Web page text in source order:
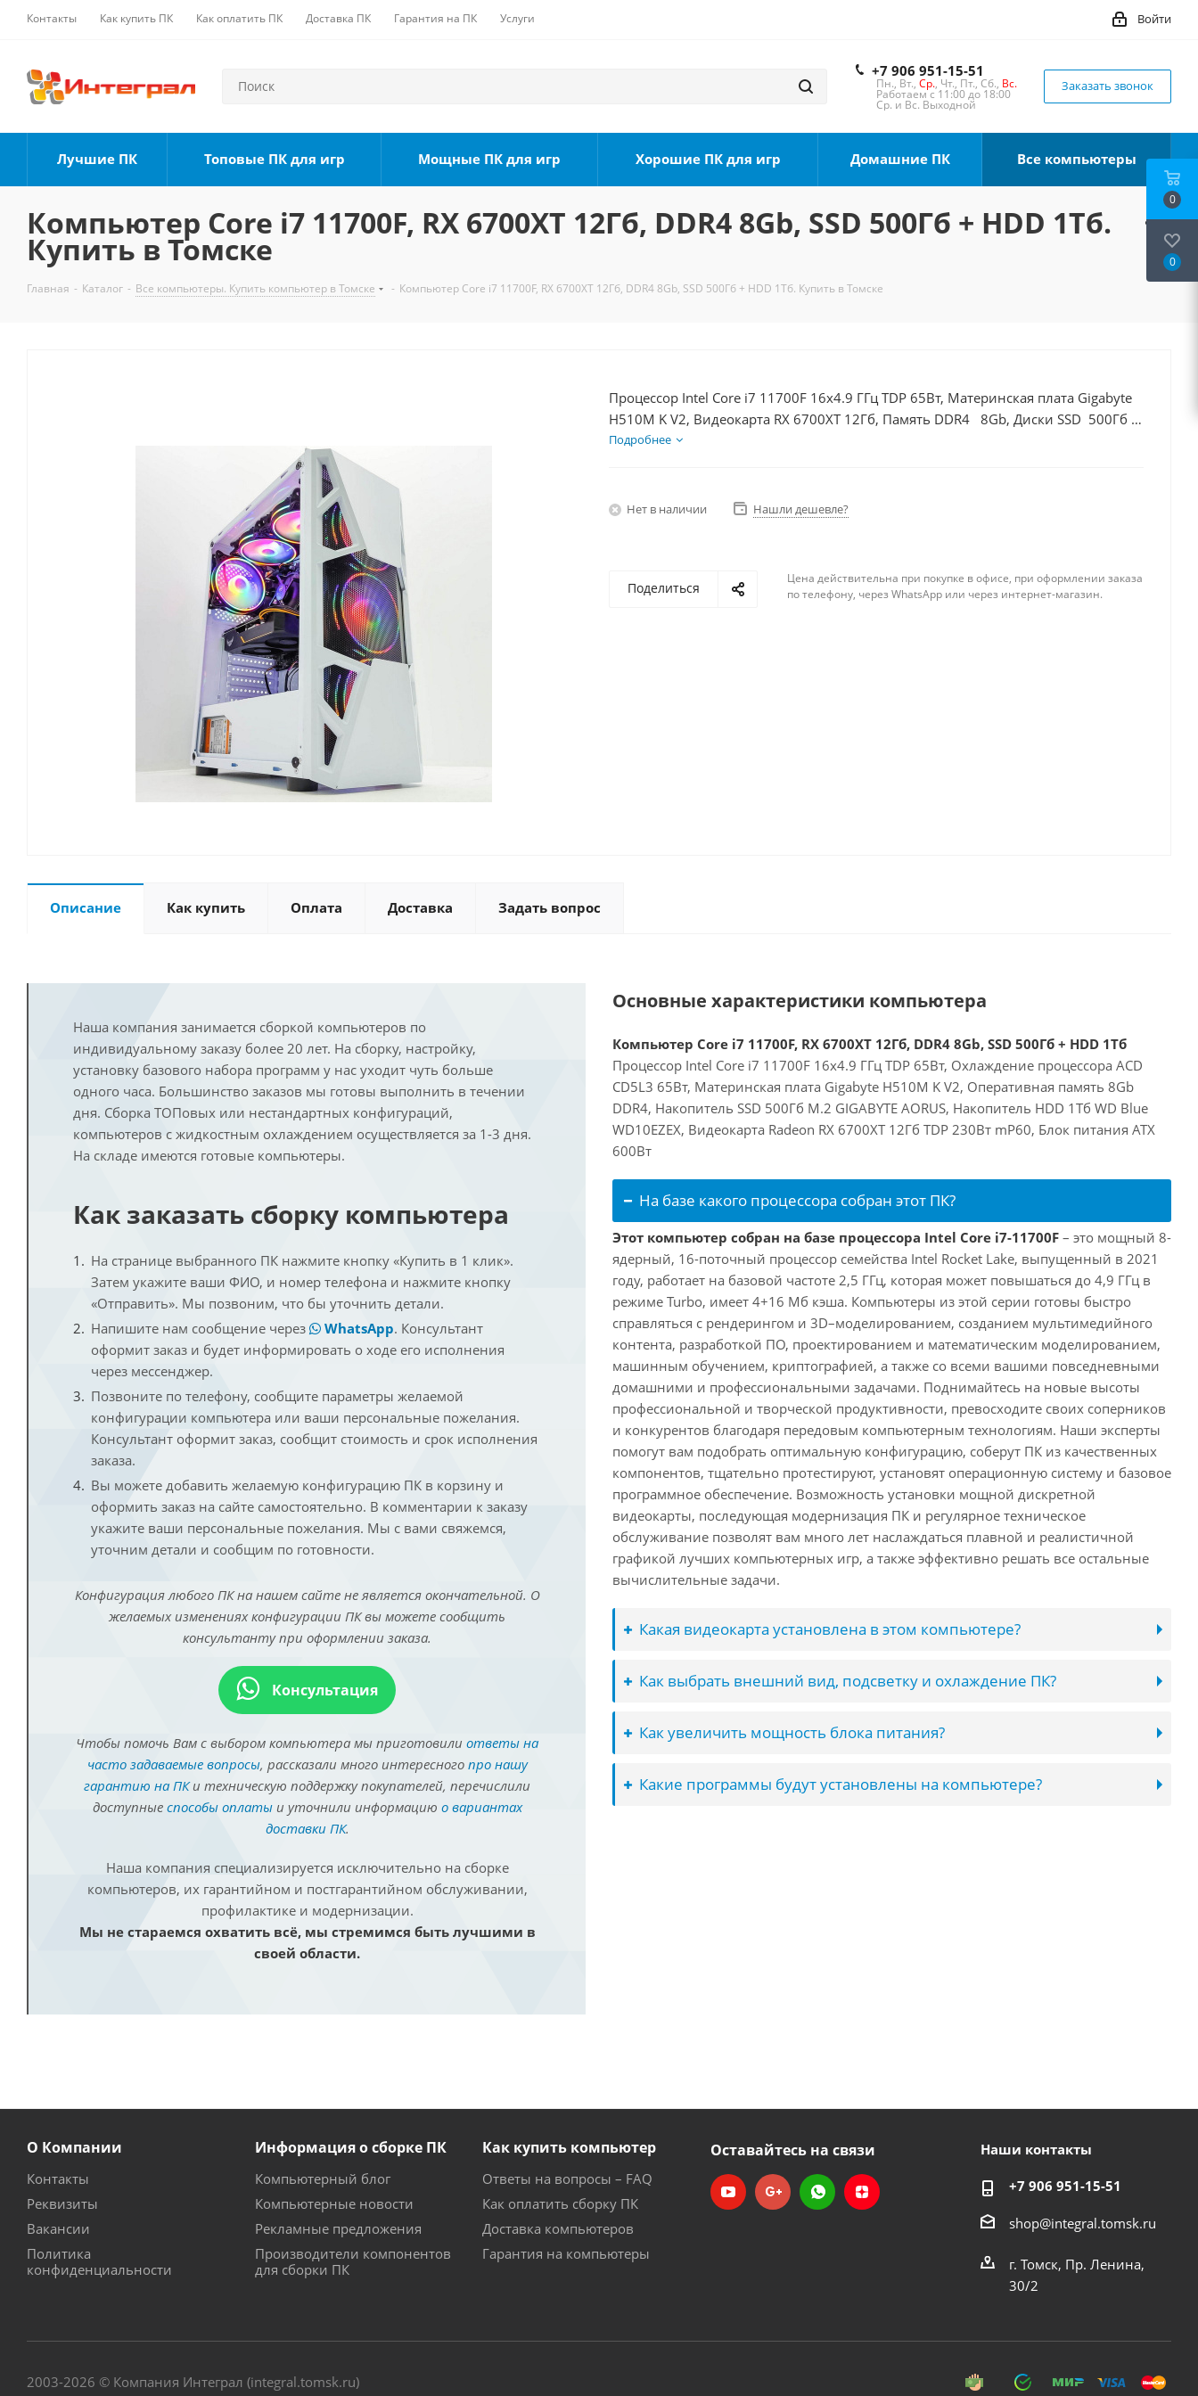
Контакты Как купить ПК Как оплатить ПК Доставка ПК Гарантия на ПК Услуги Войти
+7 906 951-15-51
Пн., Вт., Ср., Чт., Пт., Сб., Вс.
Работаем с 11:00 до 18:00
Ср. и Вс. Выходной
Заказать звонок
Лучшие ПК Топовые ПК для игр Мощные ПК для игр Хорошие ПК для игр Домашние ПК Все компьютеры
Компьютер Core i7 11700F, RX 6700XT 12Гб, DDR4 8Gb, SSD 500Гб + HDD 1Тб.
Купить в Томске
Главная - Каталог - Все компьютеры. Купить компьютер в Томске - Компьютер Core i7 11700F, RX 6700XT 12Гб, DDR4 8Gb, SSD 500Гб + HDD 1Тб. Купить в Томске
Процессор Intel Core i7 11700F 16x4.9 ГГц TDP 65Вт, Материнская плата Gigabyte
H510M K V2, Видеокарта RX 6700XT 12Гб, Память DDR4 8Gb, Диски SSD 500Гб +
HDD 1Тб, БП 600Вт
Подробнее
Нет в наличии Нашли дешевле?
Поделиться
Цена действительна при покупке в офисе, при оформлении заказа
по телефону, через WhatsApp или через интернет-магазин.
Описание Как купить Оплата Доставка Задать вопрос
Наша компания занимается сборкой компьютеров по
индивидуальному заказу более 20 лет. На сборку, настройку,
установку базового набора программ у нас уходит чуть больше
одного часа. Большинство заказов мы готовы выполнить в течении
дня. Сборка ТОПовых или нестандартных конфигураций,
компьютеров с жидкостным охлаждением осуществляется за 1-3 дня.
На складе имеются готовые компьютеры.
Как заказать сборку компьютера
На странице выбранного ПК нажмите кнопку «Купить в 1 клик».
Затем укажите ваши ФИО, и номер телефона и нажмите кнопку
«Отправить». Мы позвоним, что бы уточнить детали.
Напишите нам сообщение через
WhatsApp. Консультант
оформит заказ и будет информировать о ходе его исполнения
через мессенджер.
Позвоните по телефону, сообщите параметры желаемой
конфигурации компьютера или ваши персональные пожелания.
Консультант оформит заказ, сообщит стоимость и срок исполнения
заказа.
Вы можете добавить желаемую конфигурацию ПК в корзину и
оформить заказ на сайте самостоятельно. В комментарии к заказу
укажите ваши персональные пожелания. Мы с вами свяжемся,
уточним детали и сообщим по готовности.
Конфигурация любого ПК на нашем сайте не является окончательной. О
желаемых изменениях конфигурации ПК вы можете сообщить
консультанту при оформлении заказа.
Консультация
Чтобы помочь Вам с выбором компьютера мы приготовили ответы на
часто задаваемые вопросы, рассказали много интересного про нашу
гарантию на ПКи техническую поддержку покупателей, перечислили
доступные способы оплатыи уточнили информацию о вариантах
доставки ПК.
Наша компания специализируется исключительно на сборке
компьютеров, их гарантийном и постгарантийном обслуживании,
профилактике и модернизации.
Мы не стараемся охватить всё, мы стремимся быть лучшими в
своей области.
Основные характеристики компьютера
Компьютер Core i7 11700F, RX 6700XT 12Гб, DDR4 8Gb, SSD 500Гб + HDD 1Тб
Процессор Intel Core i7 11700F 16x4.9 ГГц TDP 65Вт, Охлаждение процессора ACD
CD5L3 65Вт, Материнская плата Gigabyte H510M K V2, Оперативная память 8Gb
DDR4, Накопитель SSD 500Гб M.2 GIGABYTE AORUS, Накопитель HDD 1Тб WD Blue
WD10EZEX, Видеокарта Radeon RX 6700XT 12Гб TDP 230Вт mP60, Блок питания ATX
600Вт
На базе какого процессора собран этот ПК?
Этот компьютер собран на базе процессора Intel Core i7-11700F – это мощный 8-
ядерный, 16-поточный процессор семейства Intel Rocket Lake, выпущенный в 2021
году, работает на базовой частоте 2,5 ГГц, которая может повышаться до 4,9 ГГц в
режиме Turbo, имеет 4+16 Мб кэша. Компьютеры из этой серии готовы быстро
справляться с рендерингом и 3D–моделированием, созданием мультимедийного
контента, разработкой ПО, проектированием и математическим моделированием,
машинным обучением, криптографией, а также со всеми вашими повседневными
домашними и профессиональными задачами. Поднимайтесь на новые высоты
профессиональной и творческой продуктивности, превосходите своих соперников
и конкурентов благодаря передовым компьютерным технологиям. Наши эксперты
помогут вам подобрать оптимальную конфигурацию, соберут ПК из качественных
компонентов, тщательно протестируют, установят операционную систему и базовое
программное обеспечение. Возможность установки мощной дискретной
видеокарты, последующая модернизация ПК и регулярное техническое
обслуживание позволят вам много лет наслаждаться плавной и реалистичной
графикой лучших компьютерных игр, а также эффективно решать все остальные
вычислительные задачи.
Какая видеокарта установлена в этом компьютере?
Как выбрать внешний вид, подсветку и охлаждение ПК?
Как увеличить мощность блока питания?
Какие программы будут установлены на компьютере?
О Компании
Контакты
Реквизиты
Вакансии
Политика
конфиденциальности
Информация о сборке ПК
Компьютерный блог
Компьютерные новости
Рекламные предложения
Производители компонентов
для сборки ПК
Как купить компьютер
Ответы на вопросы – FAQ
Как оплатить сборку ПК
Доставка компьютеров
Гарантия на компьютеры
Оставайтесь на связи Наши контакты
+7 906 951-15-51
shop@integral.tomsk.ru
г. Томск, Пр. Ленина,
30/2
2003-2026 © Компания Интеграл (integral.tomsk.ru)
0
0